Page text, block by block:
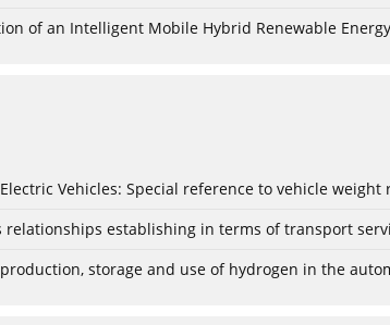
of an Intelligent Mobile Hybrid Renewable
Vehicles: Special reference to vehicle
relationships establishing in terms of transport
storage and use of hydrogen in the